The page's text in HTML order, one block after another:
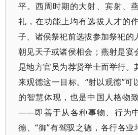
平。西周时期的大射、宾射、
礼，在功能上均有选拔人才的
子、诸侯祭祀前选拔参加祭祀的
朝见天子或诸侯相会；燕射是宴
是地方官员为荐贤举士而举行。
来观德这一目标。“射以观德”可
的智慧体现，也是中国人格物
——即善于从各种事物、行为
德、“御”有驾驭之德，各行各业